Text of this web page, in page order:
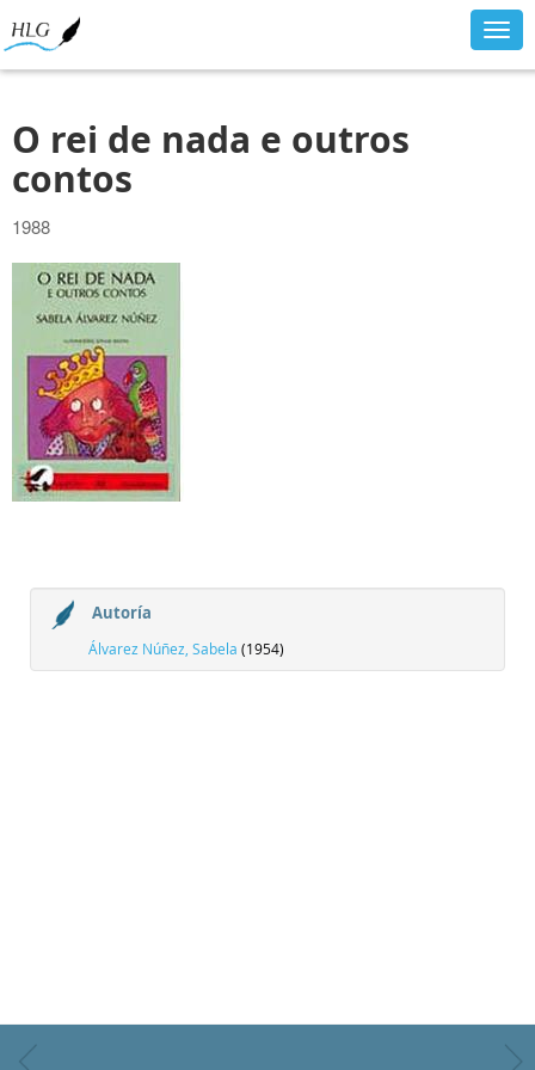
O rei de nada e outros
contos
1988
Autoría
Álvarez Núñez, Sabela (1954)